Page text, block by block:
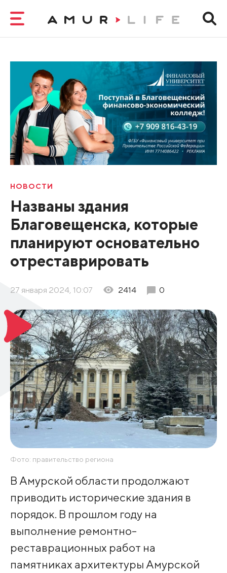
НОВОСТИ
Названы здания
Благовещенска, которые
планируют основательно
отреставрировать
27 января 2024, 10:07 2414 0
Фото: правительство региона
В Амурской области продолжают
приводить исторические здания в
порядок. В прошлом году на
выполнение ремонтно-
реставрационных работ на
памятниках архитектуры Амурской